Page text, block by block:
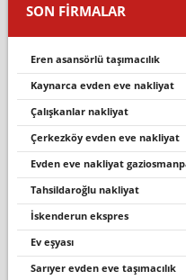
SON FİRMALAR
eren asansörlü taşimacilik
kaynarca evden eve nakli̇yat
çalışkanlar nakliyat
çerkezköy evden eve nakli̇yat
evden eve nakliyat
tahsildaroğlu nakliyat
i̇skenderun ekspres
ev eşyasi
sarıyer evden eve taşımacılık